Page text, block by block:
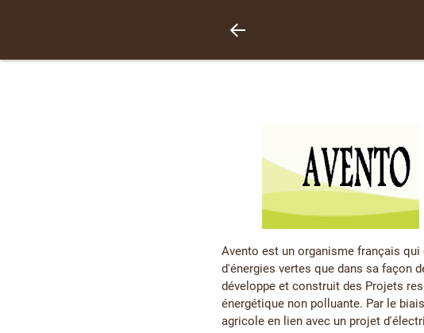
Avento est un organisme français
d'énergies vertes que dans sa façon
développe et construit des Projets
énergétique non polluante. Par le
agricole en lien avec un projet